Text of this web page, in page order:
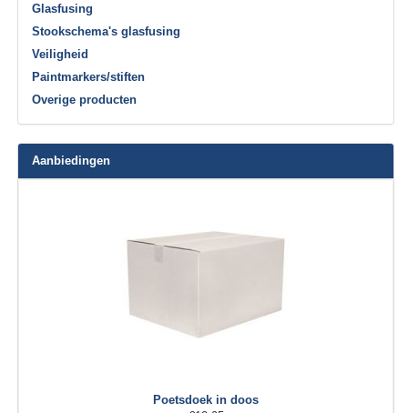
Glasfusing
Stookschema's glasfusing
Veiligheid
Paintmarkers/stiften
Overige producten
Aanbiedingen
Poetsdoek in doos